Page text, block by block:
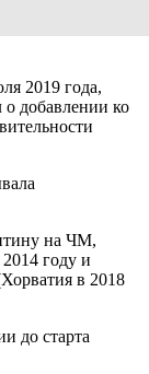
2019 года,
о добавлении ко
на ЧМ,
году и
в 2018
до старта